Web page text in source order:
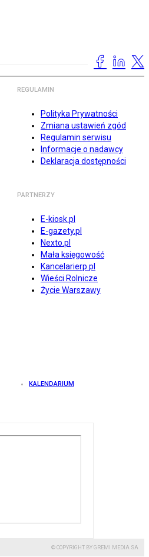
REGULAMIN
Polityka Prywatności
Zmiana ustawień zgód
Regulamin serwisu
Informacje o nadawcy
Deklaracja dostępności
PARTNERZY
E-kiosk.pl
E-gazety.pl
Nexto.pl
Mała księgowość
Kancelarierp.pl
Wieści Rolnicze
Życie Warszawy
KALENDARIUM
© COPYRIGHT BY GREMI MEDIA SA